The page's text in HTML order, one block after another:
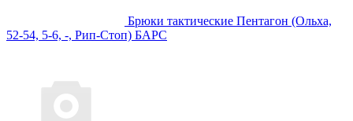
Брюки тактические Пентагон (Ольха,
52-54, 5-6, -, Рип-Стоп) БАРС